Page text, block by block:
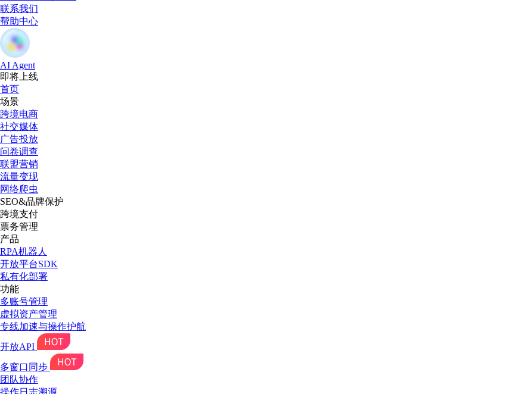
联系我们
帮助中心
AI Agent
即将上线
首页
场景
跨境电商
社交媒体
广告投放
问卷调查
联盟营销
流量变现
网络爬虫
SEO&品牌保护
跨境支付
票务管理
产品
RPA机器人
开放平台SDK
私有化部署
功能
多账号管理
虚拟资产管理
专线加速与操作护航
开放API
多窗口同步
团队协作
操作日志溯源